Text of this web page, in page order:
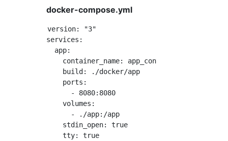
docker-compose.yml
version: "3"
services:
  app:
    container_name: app_container
    build: ./docker/app
    ports:
      - 8080:8080
    volumes:
      - ./app:/app
    stdin_open: true
    tty: true